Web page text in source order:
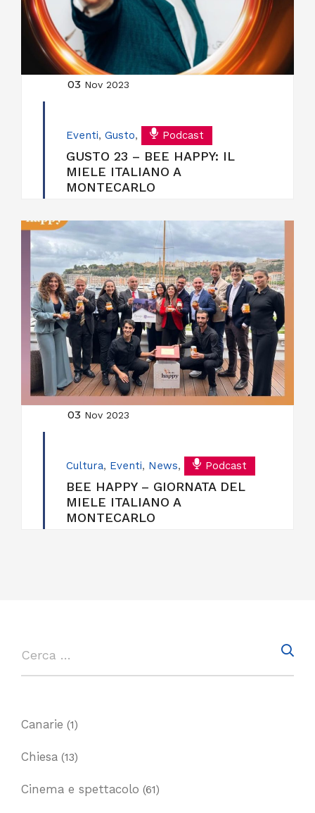
03 Nov 2023
Eventi, Gusto, Podcast
GUSTO 23 – BEE HAPPY: IL
MIELE ITALIANO A
MONTECARLO
03 Nov 2023
Cultura, Eventi, News, Podcast
BEE HAPPY – GIORNATA DEL
MIELE ITALIANO A
MONTECARLO
Canarie (1)
Chiesa (13)
Cinema e spettacolo (61)